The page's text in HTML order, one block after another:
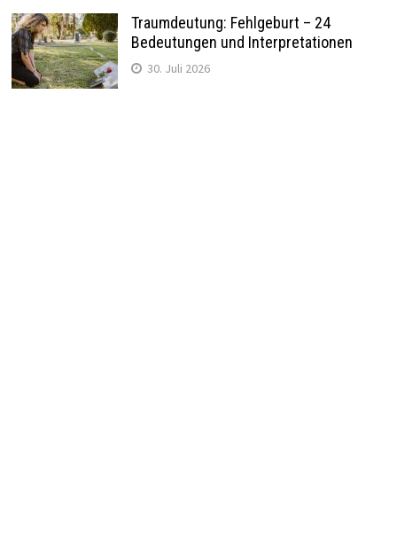
Traumdeutung: Fehlgeburt – 24
Bedeutungen und Interpretationen
30. Juli 2026